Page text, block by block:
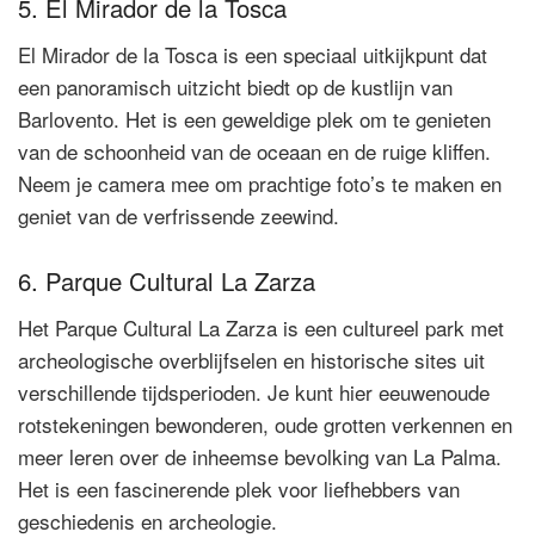
5. El Mirador de la Tosca
El Mirador de la Tosca is een speciaal uitkijkpunt dat
een panoramisch uitzicht biedt op de kustlijn van
Barlovento. Het is een geweldige plek om te genieten
van de schoonheid van de oceaan en de ruige kliffen.
Neem je camera mee om prachtige foto’s te maken en
geniet van de verfrissende zeewind.
6. Parque Cultural La Zarza
Het Parque Cultural La Zarza is een cultureel park met
archeologische overblijfselen en historische sites uit
verschillende tijdsperioden. Je kunt hier eeuwenoude
rotstekeningen bewonderen, oude grotten verkennen en
meer leren over de inheemse bevolking van La Palma.
Het is een fascinerende plek voor liefhebbers van
geschiedenis en archeologie.